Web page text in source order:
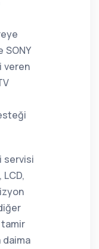
SONY
veren
servisi
LCD,
daima